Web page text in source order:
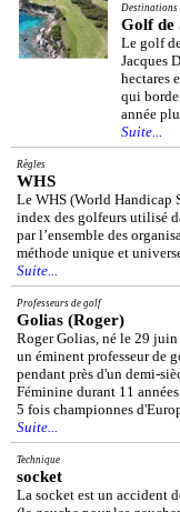
Destinations
Golf de
Le golf
Jacques
hectares
qui
année
Suite...
Règles
WHS
Le WHS (World Handicap
index des golfeurs utilisé
par l’ensemble des
méthode unique et
Suite...
Professeurs de golf
Golias (Roger)
Roger Golias, né le 29
un éminent professeur de
pendant près d'un demi-
Féminine durant 11
5 fois championnes
Suite...
Technique
socket
La socket est un accident